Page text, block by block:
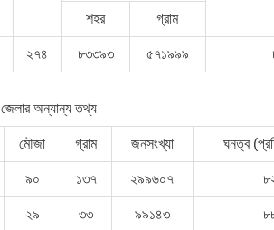
শহর গ্রাম
২৭৪ ৮৩৩৯৩ ৫৭১৯৯৯
জেলার অন্যান্য তথ্য
মৌজা গ্রাম জনসংখ্যা ঘনত্ব
৯০ ১৩৭ ২৯৯৬০৭
২৯ ৩৩ ৯৯১৪৩